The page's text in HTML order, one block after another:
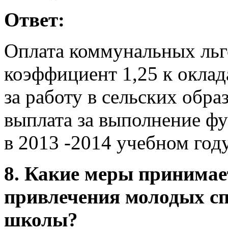
Ответ:
Оплата коммунальных
коэффициент 1,25 к
за работу в сельских
выплата за выполнение
в 2013 -2014 учебном
8. Какие меры
привлечения молодых
школы?